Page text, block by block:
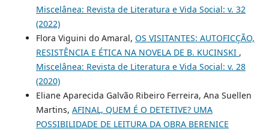
Miscelânea: Revista de Literatura e Vida Social: v. 32
(2022)
Flora Viguini do Amaral, OS VISITANTES: AUTOFICÇÃO,
RESISTÊNCIA E ÉTICA NA NOVELA DE B. KUCINSKI ,
Miscelânea: Revista de Literatura e Vida Social: v. 28
(2020)
Eliane Aparecida Galvão Ribeiro Ferreira, Ana Suellen
Martins, AFINAL, QUEM É O DETETIVE? UMA
POSSIBILIDADE DE LEITURA DA OBRA BERENICE